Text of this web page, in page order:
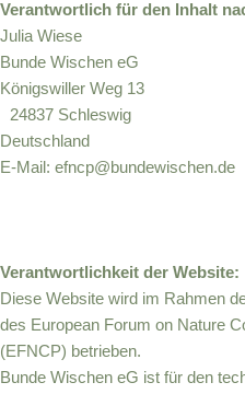
Verantwortlich für den Inhalt
Julia Wiese
Bunde Wischen eG
Königswiller Weg 13
24837 Schleswig
Deutschland
E-Mail: efncp@bundewischen.de
Verantwortlichkeit der Website:
Diese Website wird im Rahmen
des European Forum on Nature
(EFNCP) betrieben.
Bunde Wischen eG ist für den